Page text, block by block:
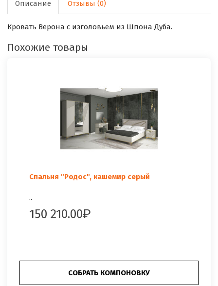
Описание Отзывы (0)
Кровать Верона с изголовьем из Шпона Дуба.
Похожие товары
Спальня "Родос", кашемир серый
..
150 210.00
СОБРАТЬ КОМПОНОВКУ